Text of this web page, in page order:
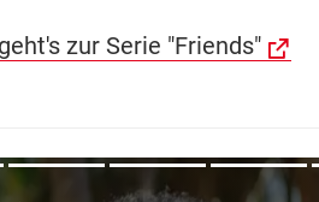
zur Serie "Friends"